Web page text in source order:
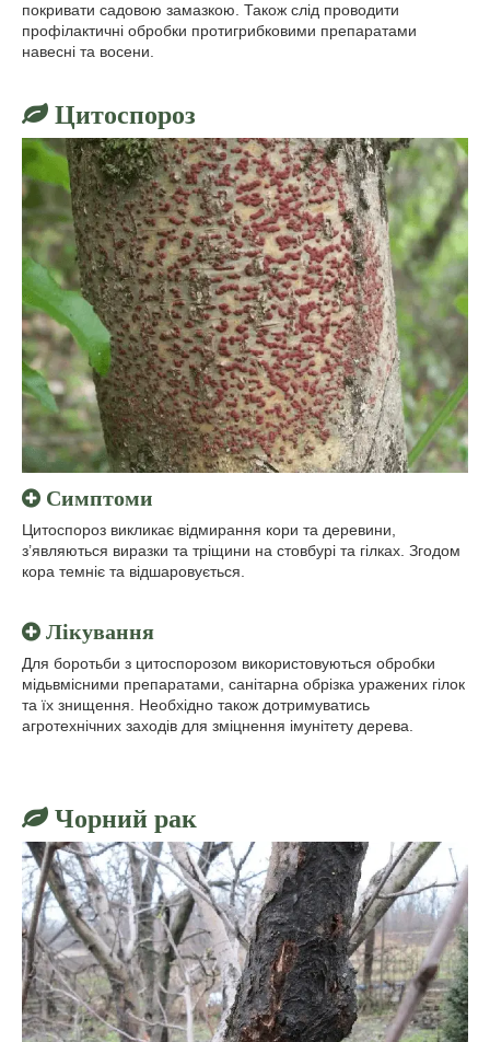
покривати садовою замазкою. Також слід проводити
профілактичні обробки протигрибковими препаратами
навесні та восени.
Цитоспороз
Симптоми
Цитоспороз викликає відмирання кори та деревини,
з’являються виразки та тріщини на стовбурі та гілках. Згодом
кора темніє та відшаровується.
Лікування
Для боротьби з цитоспорозом використовуються обробки
мідьвмісними препаратами, санітарна обрізка уражених гілок
та їх знищення. Необхідно також дотримуватись
агротехнічних заходів для зміцнення імунітету дерева.
Чорний рак